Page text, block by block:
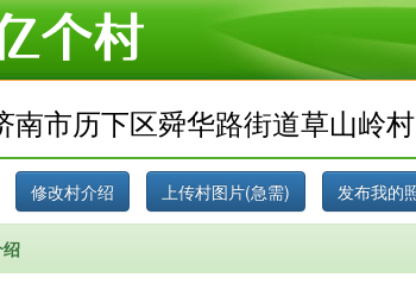
南市历下区舜华路街道草山岭村